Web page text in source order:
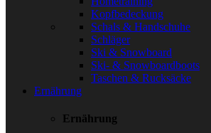
Kopfbedeckung
Schals & Handschuhe
Schläger
Ski & Snowboard
Ski- & Snowboardboots
Taschen & Rucksäcke
Ernährung
Ernährung